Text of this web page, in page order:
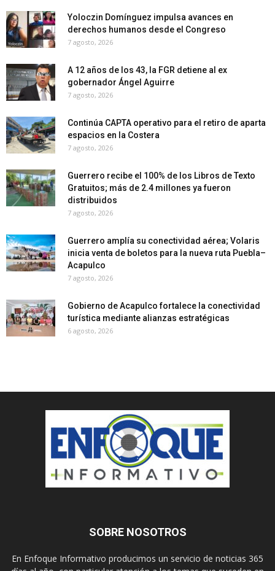
Yoloczin Domínguez impulsa avances en
derechos humanos desde el Congreso
7 agosto, 2026
A 12 años de los 43, la FGR detiene al ex
gobernador Ángel Aguirre
7 agosto, 2026
Continúa CAPTA operativo para el retiro de aparta
espacios en la Costera
7 agosto, 2026
Guerrero recibe el 100% de los Libros de Texto
Gratuitos; más de 2.4 millones ya fueron
distribuidos
7 agosto, 2026
Guerrero amplía su conectividad aérea; Volaris
inicia venta de boletos para la nueva ruta Puebla–
Acapulco
7 agosto, 2026
Gobierno de Acapulco fortalece la conectividad
turística mediante alianzas estratégicas
6 agosto, 2026
SOBRE NOSOTROS
En Enfoque Informativo producimos un servicio de noticias 365